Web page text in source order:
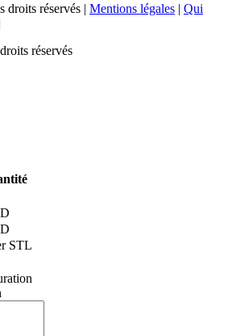
droits réservés | Mentions légales | Qui
réservés
STL